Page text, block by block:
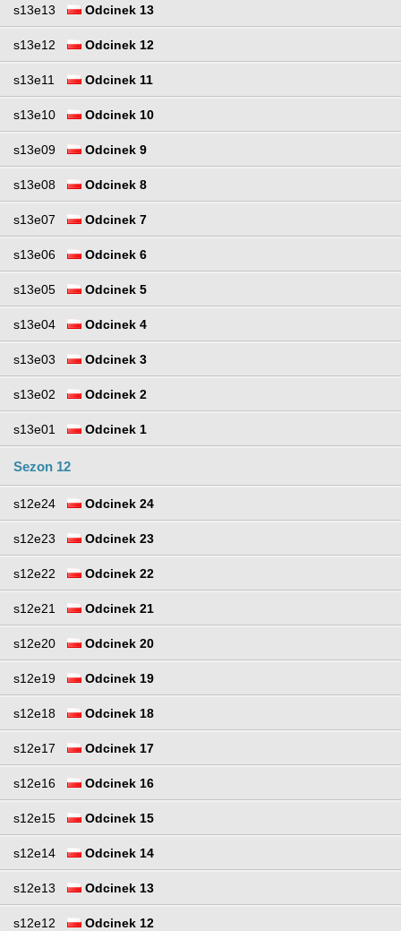
s13e13 Odcinek 13
s13e12 Odcinek 12
s13e11 Odcinek 11
s13e10 Odcinek 10
s13e09 Odcinek 9
s13e08 Odcinek 8
s13e07 Odcinek 7
s13e06 Odcinek 6
s13e05 Odcinek 5
s13e04 Odcinek 4
s13e03 Odcinek 3
s13e02 Odcinek 2
s13e01 Odcinek 1
Sezon 12
s12e24 Odcinek 24
s12e23 Odcinek 23
s12e22 Odcinek 22
s12e21 Odcinek 21
s12e20 Odcinek 20
s12e19 Odcinek 19
s12e18 Odcinek 18
s12e17 Odcinek 17
s12e16 Odcinek 16
s12e15 Odcinek 15
s12e14 Odcinek 14
s12e13 Odcinek 13
s12e12 Odcinek 12